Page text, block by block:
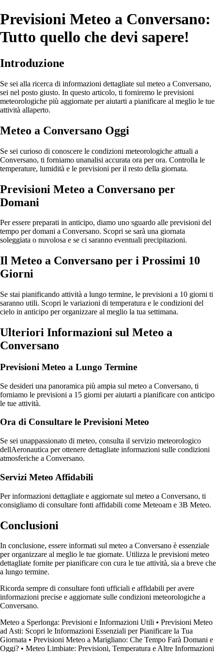
Previsioni Meteo a Conversano:
Tutto quello che devi sapere!
Introduzione
Se sei alla ricerca di informazioni dettagliate sul meteo a Conversano,
sei nel posto giusto. In questo articolo, ti forniremo le previsioni
meteorologiche più aggiornate per aiutarti a pianificare al meglio le tue
attività allaperto.
Meteo a Conversano Oggi
Se sei curioso di conoscere le condizioni meteorologiche attuali a
Conversano, ti forniamo unanalisi accurata ora per ora. Controlla le
temperature, lumidità e le previsioni per il resto della giornata.
Previsioni Meteo a Conversano per
Domani
Per essere preparati in anticipo, diamo uno sguardo alle previsioni del
tempo per domani a Conversano. Scopri se sarà una giornata
soleggiata o nuvolosa e se ci saranno eventuali precipitazioni.
Il Meteo a Conversano per i Prossimi 10
Giorni
Se stai pianificando attività a lungo termine, le previsioni a 10 giorni ti
saranno utili. Scopri le variazioni di temperatura e le condizioni del
cielo in anticipo per organizzare al meglio la tua settimana.
Ulteriori Informazioni sul Meteo a
Conversano
Previsioni Meteo a Lungo Termine
Se desideri una panoramica più ampia sul meteo a Conversano, ti
forniamo le previsioni a 15 giorni per aiutarti a pianificare con anticipo
le tue attività.
Ora di Consultare le Previsioni Meteo
Se sei unappassionato di meteo, consulta il servizio meteorologico
dellAeronautica per ottenere dettagliate informazioni sulle condizioni
atmosferiche a Conversano.
Servizi Meteo Affidabili
Per informazioni dettagliate e aggiornate sul meteo a Conversano, ti
consigliamo di consultare fonti affidabili come Meteoam e 3B Meteo.
Conclusioni
In conclusione, essere informati sul meteo a Conversano è essenziale
per organizzare al meglio le tue giornate. Utilizza le previsioni meteo
dettagliate fornite per pianificare con cura le tue attività, sia a breve che
a lungo termine.
Ricorda sempre di consultare fonti ufficiali e affidabili per avere
informazioni precise e aggiornate sulle condizioni meteorologiche a
Conversano.
Meteo a Sperlonga: Previsioni e Informazioni Utili • Previsioni Meteo
ad Asti: Scopri le Informazioni Essenziali per Pianificare la Tua
Giornata • Previsioni Meteo a Marigliano: Che Tempo Farà Domani e
Oggi? • Meteo Limbiate: Previsioni, Temperatura e Altre Informazioni